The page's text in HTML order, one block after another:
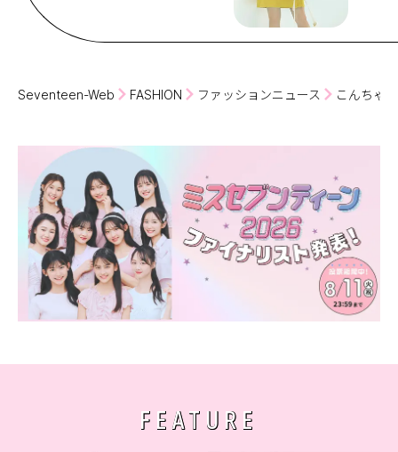
Seventeen-Web FASHION ファッションニュース こんちゃ
FEATURE